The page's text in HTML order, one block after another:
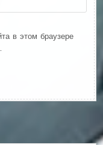
в этом браузере